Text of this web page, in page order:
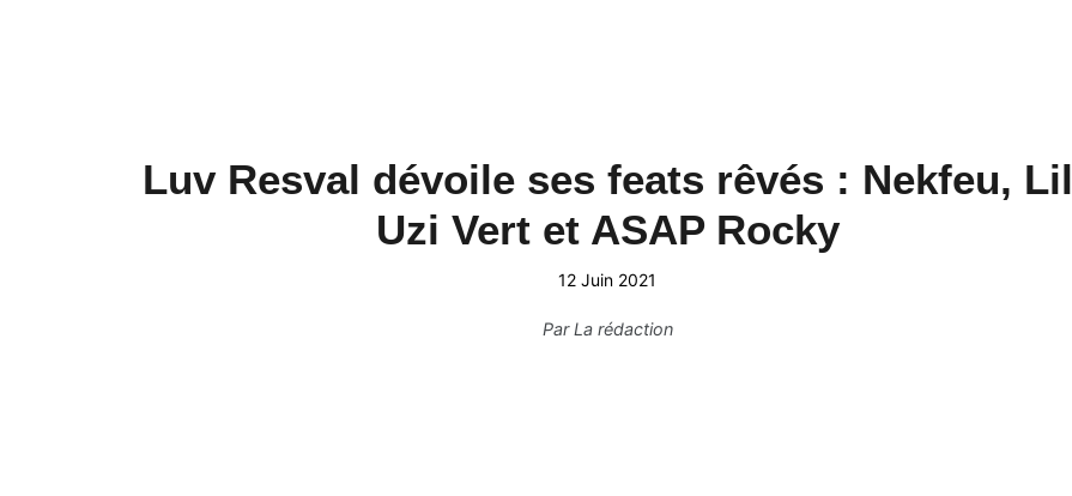
Luv Resval dévoile ses feats rêvés : Nekfeu, Lil
Uzi Vert et ASAP Rocky
12 Juin 2021
ParLa rédaction